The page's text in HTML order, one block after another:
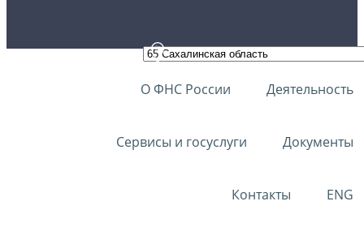
О ФНС России Деятельность
Сервисы и госуслуги Документы
Контакты ENG